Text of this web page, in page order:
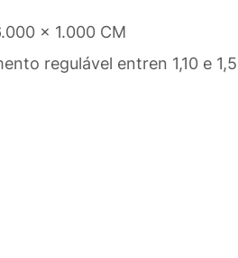
x 1.000 CM
regulável entren 1,10 e